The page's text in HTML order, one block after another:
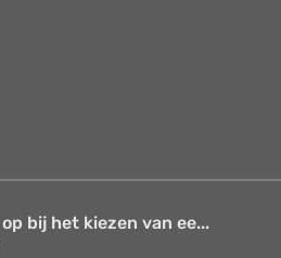
bij het kiezen van ee...